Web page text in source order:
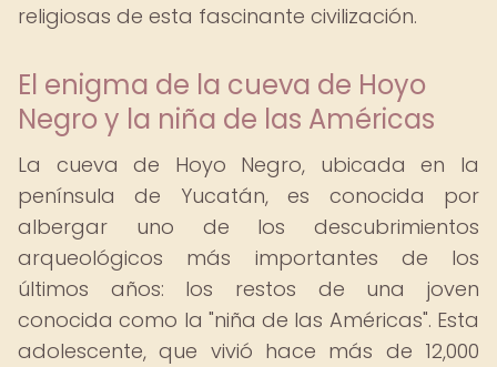
religiosas de esta fascinante civilización.
El enigma de la cueva de Hoyo
Negro y la niña de las Américas
La cueva de Hoyo Negro, ubicada en la
península de Yucatán, es conocida por
albergar uno de los descubrimientos
arqueológicos más importantes de los
últimos años: los restos de una joven
conocida como la "niña de las Américas". Esta
adolescente, que vivió hace más de 12,000